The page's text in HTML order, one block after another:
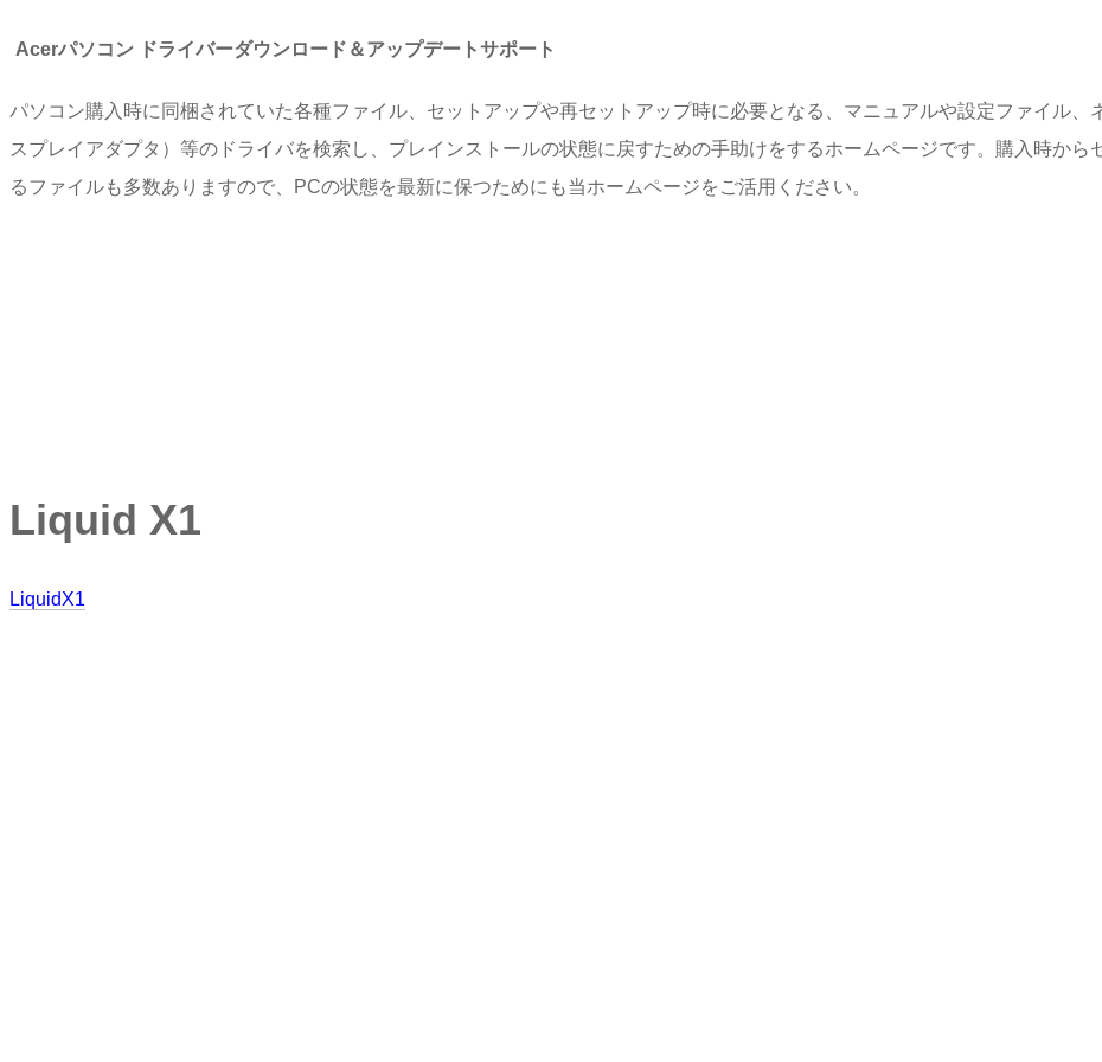
Acerパソコン ドライバーダウンロード＆アップデートサポート
パソコン購入時に同梱されていた各種ファイル、セットアップや再セットアップ時に必要となる、マニュアルや設定ファイル
スプレイアダプタ）等のドライバを検索し、プレインストールの状態に戻すための手助けをするホームページです。購入時か
るファイルも多数ありますので、PCの状態を最新に保つためにも当ホームページをご活用ください。
Liquid X1
LiquidX1